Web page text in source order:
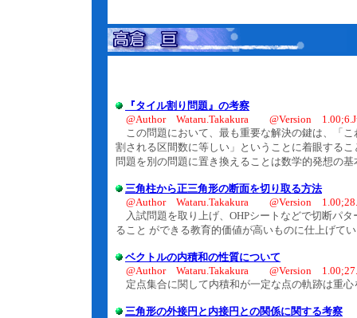
『タイル割り問題』の考察
@Author Wataru.Takakura @Version
この問題において、最も重要な解決の鍵は、「
割される区間数に等しい」ということに着眼する
問題を別の問題に置き換えることは数学的発想の
三角柱から正三角形の断面を切り取る方法
@Author Wataru.Takakura @Version
入試問題を取り上げ、OHPシートなどで切断パ
ること ができる教育的価値が高いものに仕上げて
ベクトルの内積和の性質について
@Author Wataru.Takakura @Version
定点集合に関して内積和が一定な点の軌跡は重
三角形の外接円と内接円との関係に関する考察